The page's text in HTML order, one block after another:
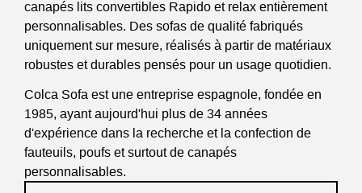
canapés lits convertibles Rapido et relax entièrement
personnalisables. Des sofas de qualité fabriqués
uniquement sur mesure, réalisés à partir de matériaux
robustes et durables pensés pour un usage quotidien.
Colca Sofa est une entreprise espagnole, fondée en
1985, ayant aujourd'hui plus de 34 années
d'expérience dans la recherche et la confection de
fauteuils, poufs et surtout de canapés
personnalisables.